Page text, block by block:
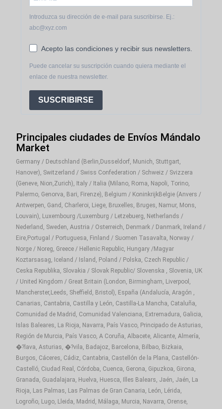
Introduzca su dirección de e-mail para suscribirse. Ej.:
abc@xyz.com
Acepto las condiciones y recibir sus newsletters.
Puede cancelar su suscripción cuando quiera mediante el
enlace de nuestra newsletter.
SUSCRIBIRSE
Principales ciudades de Envíos Mándalo
Market
Germany / Deutschland (Berlin,Dusseldorf, Munich, Stuttgart,
Hanover), Switzerland / Swiss Confederation / Schweiz / Svizzera
(Geneve, Nion,Zurich), Italy / Italia (Milano, Roma, Napoli, Torino,
Palermo, Genorva, Bari, Firenze), Belgium / KoninkrijkBelgie (Anvers /
Antwerpen, Gand, Charleroi, Liege, Bruxelles, Bruges, Namur, Mons,
Louvain), Luxembourg /Luxemburg / Letzebuerg, Netherlands /
Nederland, Sweden, Austria / Osterreich, Denmark / Danmark, Ireland /
Eire,Portugal / Portuguesa, Finland / Suomen Tasavalta, Norway /
Norge / Noreg, Greece / Hellenic Republic, Hungary /Magyar
Koztarsasag, Iceland / Island, Poland / Polska, Czech Republic /
Ceska Republika, Slovakia / Slovak Republic/ Slovenska , Slovenia, UK
/ United Kingdom / Great Britain (London, Birmingham, Liverpool,
Mancherster,Leeds, Sheffield, Bristol), España (Andalucía, Aragón ,
Canarias, Cantabria, Castilla y León, Castilla-La Mancha, Cataluña,
Comunidad de Madrid, Comunidad Valenciana, Extremadura, Galicia,
Islas Baleares, La Rioja, Navarra, País Vasco, Principado de Asturias,
Región de Murcia, País Vasco, A Coruña, Albacete, Alicante, Almería,
�?lava, Asturias, �?vila, Badajoz, Barcelona, Bilbao, Bizkaia,
Burgos, Cáceres, Cádiz, Cantabria, Castellón de la Plana, Castellón-
Castelló, Ciudad Real, Córdoba, Cuenca, Gerona, Gipuzkoa, Girona,
Granada, Guadalajara, Huelva, Huesca, Illes Balears, Jaén, Jaén, La
Rioja, Las Palmas, Las Palmas de Gran Canaria, León, Lérida,
Logroño, Lugo, Lleida, Madrid, Málaga, Murcia, Navarra, Orense,